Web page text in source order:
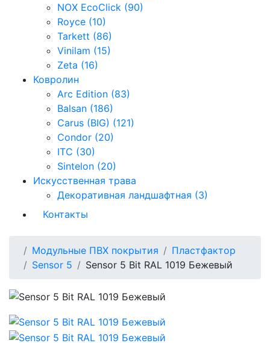
NOX EcoClick (90)
Royce (10)
Tarkett (86)
Vinilam (15)
Zeta (16)
Ковролин
Arc Edition (83)
Balsan (186)
Carus (BIG) (121)
Condor (20)
ITC (30)
Sintelon (20)
Искусственная трава
Декоративная ландшафтная (3)
Контакты
Модульные ПВХ покрытия
Пластфактор
Sensor 5
Sensor 5 Bit RAL 1019 Бежевый